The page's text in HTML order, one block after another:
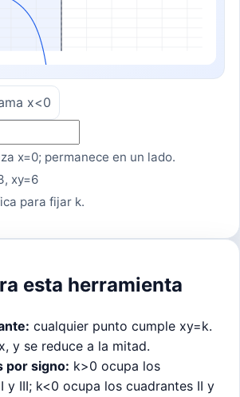
x<0
x=0; permanece en un lado.
xy=6
para fijar k.
esta herramienta
cualquier punto cumple xy=k.
y se reduce a la mitad.
por signo: k>0 ocupa los
y III; k<0 ocupa los cuadrantes II y